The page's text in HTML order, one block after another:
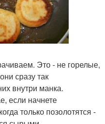
Это - не горелые,
сразу так
внутри манка.
если начнете
только позолотятся -